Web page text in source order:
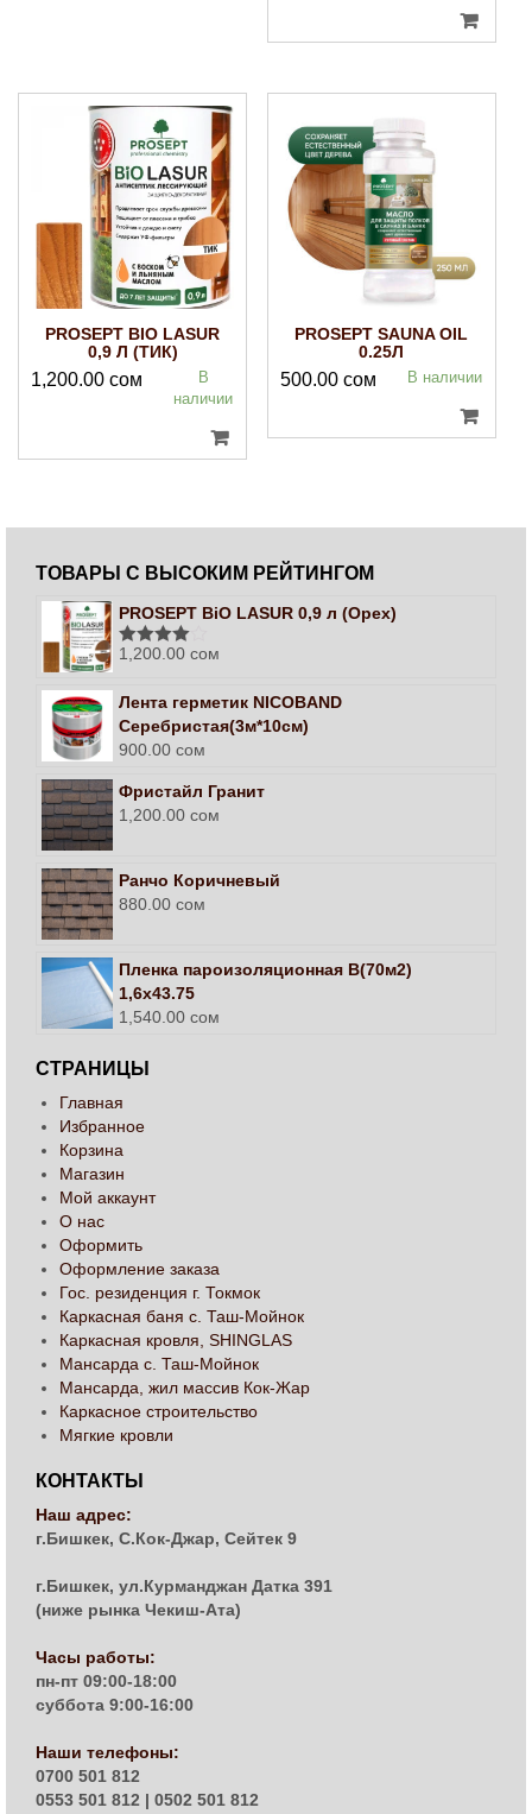
PROSEPT BIO LASUR
0,9 Л (ТИК)
1,200.00 сом
В
наличии
PROSEPT SAUNA OIL
0.25Л
500.00 сом В наличии
ТОВАРЫ С ВЫСОКИМ РЕЙТИНГОМ
PROSEPT BiO LASUR 0,9 л (Орех)
Оценка
1,200.00 сом
Лента герметик NICOBAND
Серебристая(3м*10см)
900.00 сом
Фристайл Гранит
1,200.00 сом
Ранчо Коричневый
880.00 сом
Пленка пароизоляционная В(70м2)
1,6х43.75
1,540.00 сом
СТРАНИЦЫ
Главная
Избранное
Корзина
Магазин
Мой аккаунт
О нас
Оформить
Оформление заказа
Гос. резиденция г. Токмок
Каркасная баня с. Таш-Мойнок
Каркасная кровля, SHINGLAS
Мансарда с. Таш-Мойнок
Мансарда, жил массив Кок-Жар
Каркасное строительство
Мягкие кровли
КОНТАКТЫ
Наш адрес:
г.Бишкек, С.Кок-Джар, Сейтек 9
г.Бишкек, ул.Курманджан Датка 391
(ниже рынка Чекиш-Ата)
Часы работы:
пн-пт 09:00-18:00
суббота 9:00-16:00
Наши телефоны:
0700 501 812
0553 501 812 | 0502 501 812